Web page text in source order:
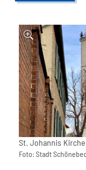
St. Johannis
Foto: Stadt